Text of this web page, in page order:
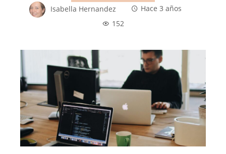
Isabella Hernandez
Hace 3 años
152